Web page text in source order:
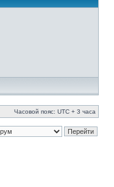
Часовой пояс: UTC + 3 часа